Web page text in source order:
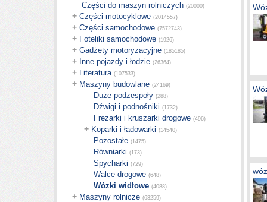
Części do maszyn rolniczych (20000)
+ Części motocyklowe (2014557)
+ Części samochodowe (7572743)
+ Foteliki samochodowe (1926)
+ Gadżety motoryzacyjne (185185)
+ Inne pojazdy i łodzie (26364)
+ Literatura (107533)
+ Maszyny budowlane (24169)
Duże podzespoły (288)
Dźwigi i podnośniki (1732)
Frezarki i kruszarki drogowe (496)
+ Koparki i ładowarki (14540)
Pozostałe (1475)
Równiarki (173)
Spycharki (729)
Walce drogowe (648)
Wózki widłowe (4088)
+ Maszyny rolnicze (63259)